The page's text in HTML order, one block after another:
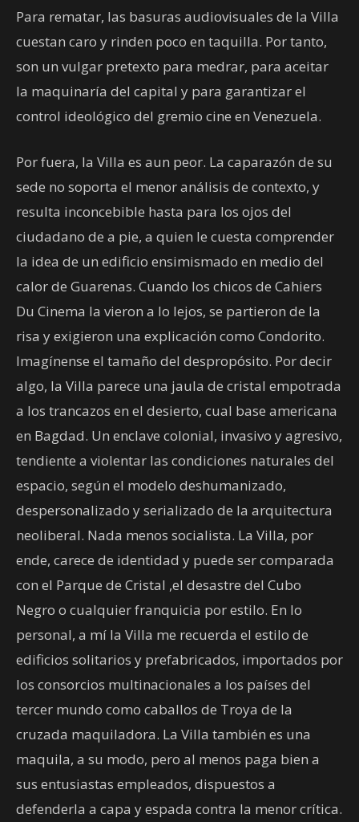
Para rematar, las basuras audiovisuales de la Villa
cuestan caro y rinden poco en taquilla. Por tanto,
son un vulgar pretexto para medrar, para aceitar
la maquinaría del capital y para garantizar el
control ideológico del gremio cine en Venezuela.
Por fuera, la Villa es aun peor. La caparazón de su
sede no soporta el menor análisis de contexto, y
resulta inconcebible hasta para los ojos del
ciudadano de a pie, a quien le cuesta comprender
la idea de un edificio ensimismado en medio del
calor de Guarenas. Cuando los chicos de Cahiers
Du Cinema la vieron a lo lejos, se partieron de la
risa y exigieron una explicación como Condorito.
Imagínense el tamaño del despropósito. Por decir
algo, la Villa parece una jaula de cristal empotrada
a los trancazos en el desierto, cual base americana
en Bagdad. Un enclave colonial, invasivo y agresivo,
tendiente a violentar las condiciones naturales del
espacio, según el modelo deshumanizado,
despersonalizado y serializado de la arquitectura
neoliberal. Nada menos socialista. La Villa, por
ende, carece de identidad y puede ser comparada
con el Parque de Cristal ,el desastre del Cubo
Negro o cualquier franquicia por estilo. En lo
personal, a mí la Villa me recuerda el estilo de
edificios solitarios y prefabricados, importados por
los consorcios multinacionales a los países del
tercer mundo como caballos de Troya de la
cruzada maquiladora. La Villa también es una
maquila, a su modo, pero al menos paga bien a
sus entusiastas empleados, dispuestos a
defenderla a capa y espada contra la menor crítica.